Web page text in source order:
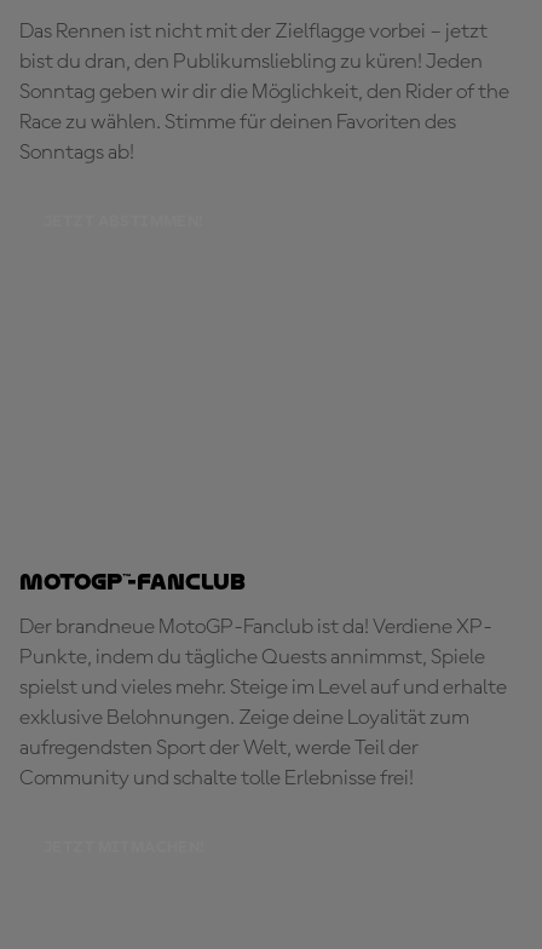
Das Rennen ist nicht mit der Zielflagge vorbei – jetzt
bist du dran, den Publikumsliebling zu küren! Jeden
Sonntag geben wir dir die Möglichkeit, den Rider of the
Race zu wählen. Stimme für deinen Favoriten des
Sonntags ab!
MotoGP™-Fanclub
Der brandneue MotoGP-Fanclub ist da! Verdiene XP-
Punkte, indem du tägliche Quests annimmst, Spiele
spielst und vieles mehr. Steige im Level auf und erhalte
exklusive Belohnungen. Zeige deine Loyalität zum
aufregendsten Sport der Welt, werde Teil der
Community und schalte tolle Erlebnisse frei!